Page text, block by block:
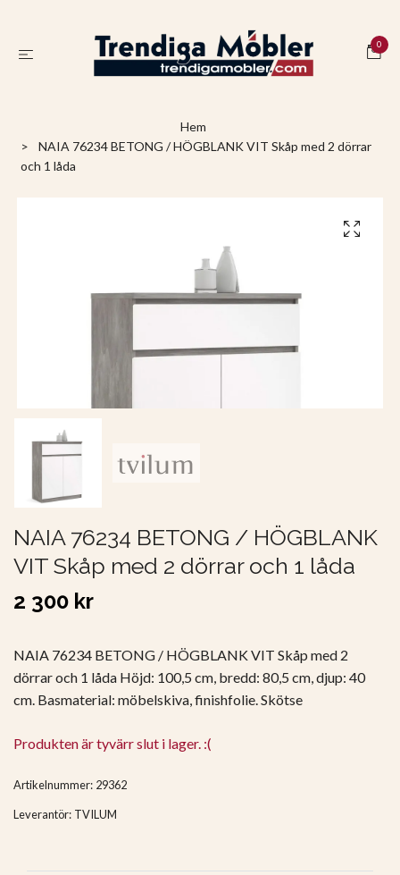
0
Hem
NAIA 76234 BETONG / HÖGBLANK VIT Skåp med 2 dörrar
och 1 låda
NAIA 76234 BETONG / HÖGBLANK
VIT Skåp med 2 dörrar och 1 låda
2 300 kr
NAIA 76234 BETONG / HÖGBLANK VIT Skåp med 2
dörrar och 1 låda Höjd: 100,5 cm, bredd: 80,5 cm, djup: 40
cm. Basmaterial: möbelskiva, finishfolie. Skötse
Produkten är tyvärr slut i lager. :(
Artikelnummer: 29362
Leverantör: TVILUM